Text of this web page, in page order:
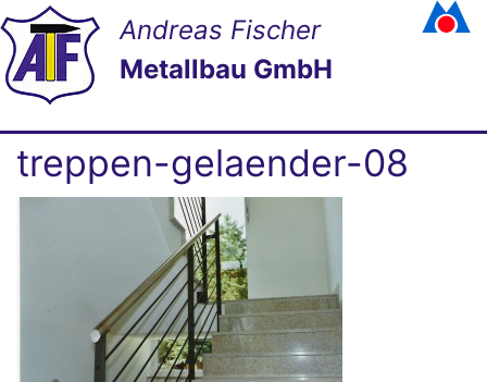
Andreas Fischer
Metallbau GmbH
treppen-gelaender-08